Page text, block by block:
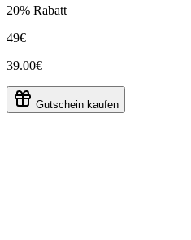
20% Rabatt
49€
39.00€
Gutschein kaufen